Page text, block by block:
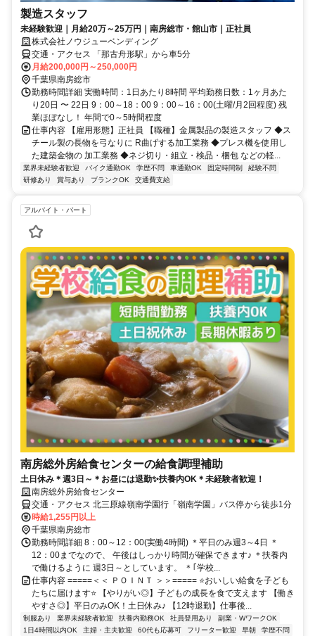
製造スタッフ
未経験歓迎｜月給20万～25万円｜南房総市・館山市｜正社員
株式会社ノウジューベンディング
交通・アクセス 「那古舟形駅」から車5分
月給200,000円～250,000円
千葉県南房総市
勤務時間詳細 実働時間：1日あたり8時間 平均勤務日数：1ヶ月あた
り20日 〜 22日 9：00～18：00 9：00～16：00(土曜/月2回程度) 残
業ほぼなし！ 年間で0～5時間程度
仕事内容 【雇用形態】正社員 【職種】金属製品の製造スタッフ ◆ス
チール製の長物を弓なりに R曲げする加工業務 ◆プレス機を使用し
た建築金物の 加工業務 ◆ネジ切り・組立・検品・梱包 などの軽...
業界未経験者歓迎 バイク通勤OK 学歴不問 車通勤OK 固定時間制
経験不問
研修あり
賞与あり ブランクOK 交通費支給
アルバイト・パート
南房総外房給食センターの給食調理補助
土日休み＊週3日～＊お昼には退勤✨扶養内OK＊未経験者歓迎！
南房総外房給食センター
交通・アクセス 北三原線嶺南学園行「嶺南学園」バス停から徒歩1分
時給1,255円以上
千葉県南房総市
勤務時間詳細 8：00～12：00(実働4時間) ＊平日のみ週3～4日 ＊
12：00までなので、 午後はしっかり時間が確保できます♪ ＊扶養内
で働けるように 週3日～としています。 ＊｢学校...
仕事内容 =====＜＜ ＰＯＩＮＴ ＞＞===== ⭐おいしい給食を子ども
たちに届けます⭐ 【やりがい◎】子どもの成長を食で支えます 【働き
やすさ◎】平日のみOK！土日休み♪ 【12時退勤】仕事後...
制服あり 業界未経験者歓迎 扶養内勤務OK 社員登用あり
副業・WワークOK
1日4時間以内OK
主婦・主夫歓迎 60代も応募可 フリーター歓迎 早朝
学歴不問